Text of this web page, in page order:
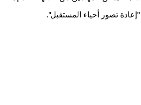
تصور أحياء المستقبل".